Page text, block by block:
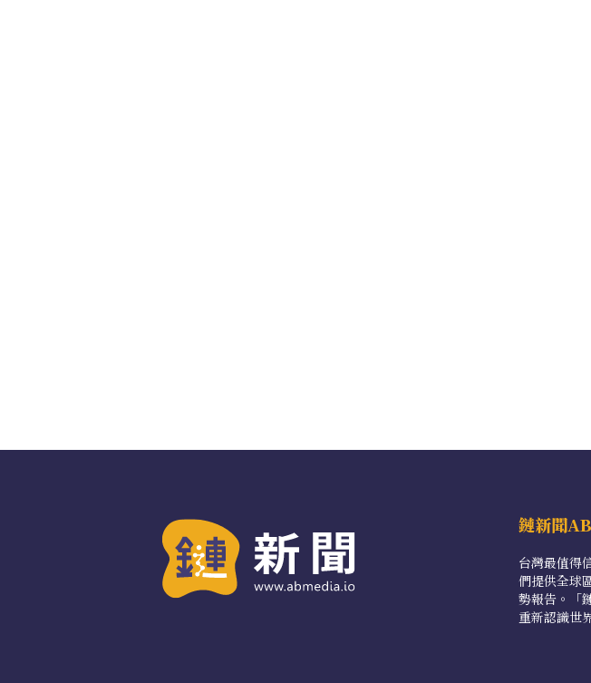
鏈新聞
台灣最值得
們提供全球
勢報告。「
重新認識世